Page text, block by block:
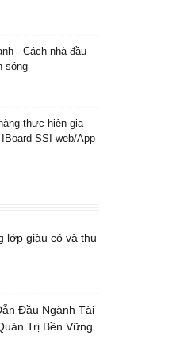
- Cách nhà đầu
sóng
thực hiện gia
SSI web/App
lớp giàu có và thu
Đầu Ngành Tài
Trị Bền Vững